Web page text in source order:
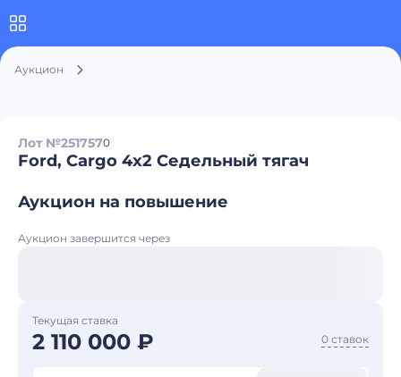
Аукцион
Лот №2517570
Ford, Cargo 4x2 Седельный тягач
Аукцион на повышение
Аукцион завершится через
Текущая ставка
2 110 000 ₽ 0 ставок